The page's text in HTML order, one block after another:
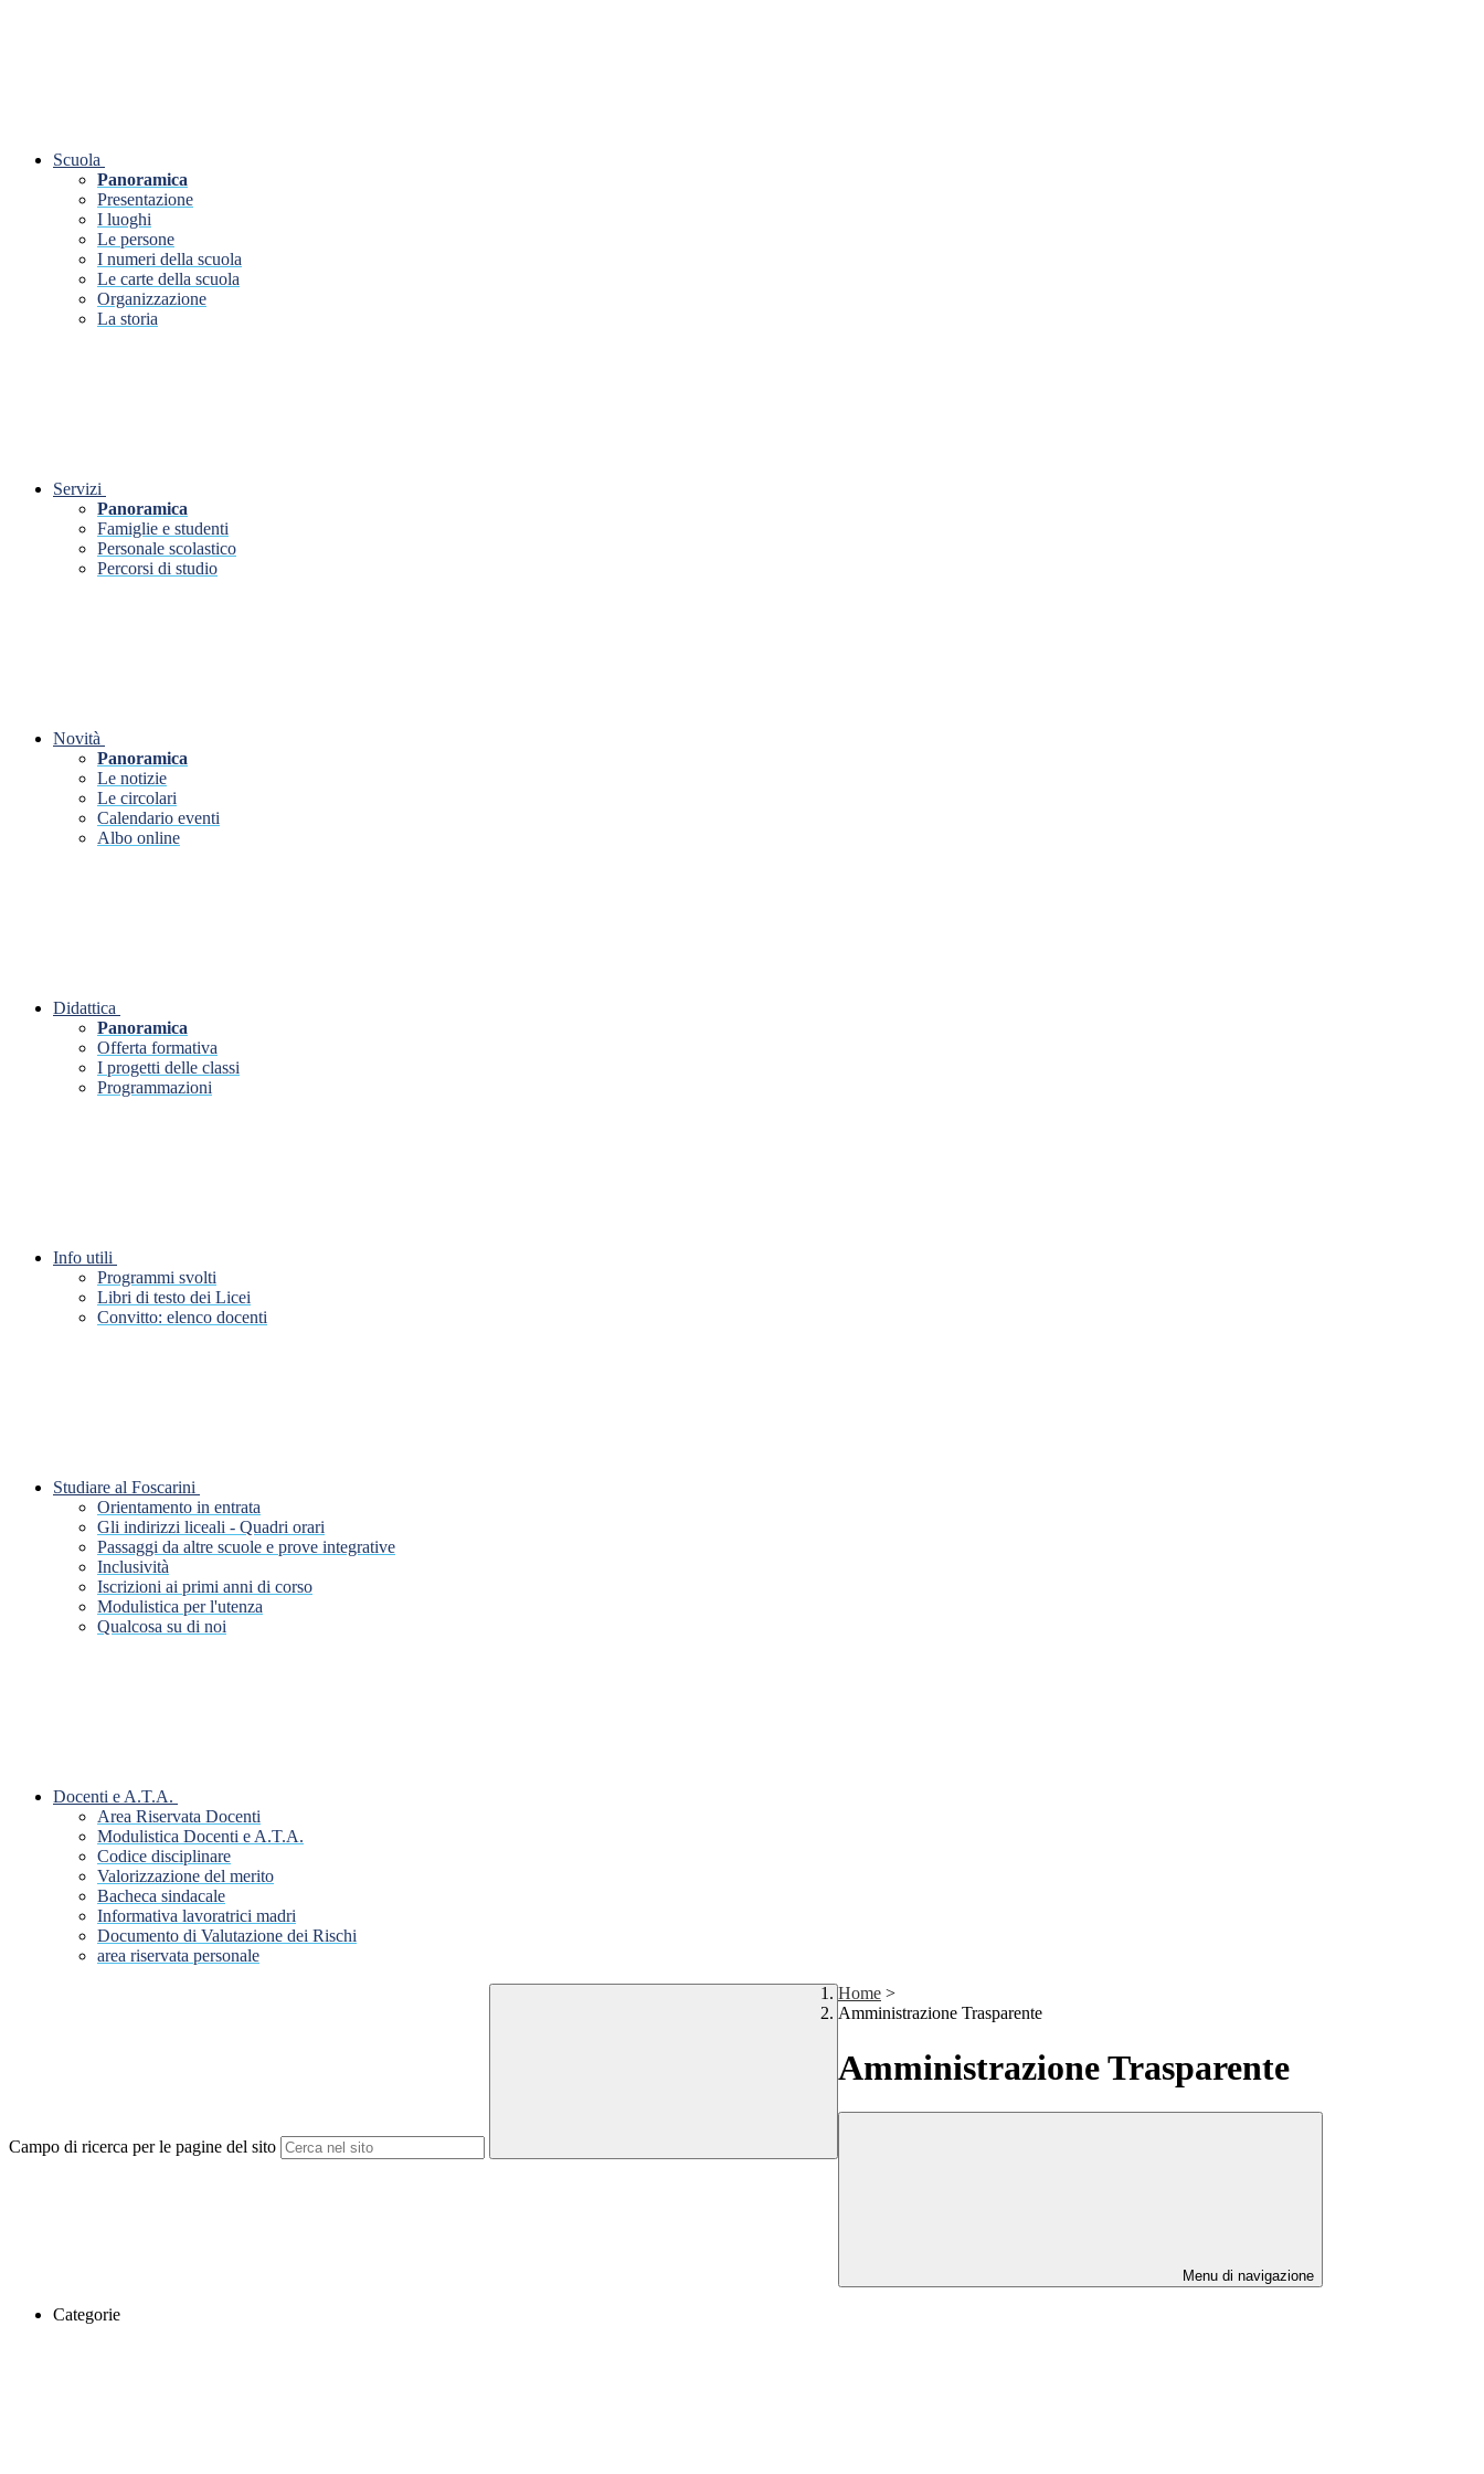
Scuola
Panoramica
Presentazione
I luoghi
Le persone
I numeri della scuola
Le carte della scuola
Organizzazione
La storia
Servizi
Panoramica
Famiglie e studenti
Personale scolastico
Percorsi di studio
Novità
Panoramica
Le notizie
Le circolari
Calendario eventi
Albo online
Didattica
Panoramica
Offerta formativa
I progetti delle classi
Programmazioni
Info utili
Programmi svolti
Libri di testo dei Licei
Convitto: elenco docenti
Studiare al Foscarini
Orientamento in entrata
Gli indirizzi liceali - Quadri orari
Passaggi da altre scuole e prove integrative
Inclusività
Iscrizioni ai primi anni di corso
Modulistica per l'utenza
Qualcosa su di noi
Docenti e A.T.A.
Area Riservata Docenti
Modulistica Docenti e A.T.A.
Codice disciplinare
Valorizzazione del merito
Bacheca sindacale
Informativa lavoratrici madri
Documento di Valutazione dei Rischi
area riservata personale
Campo di ricerca per le pagine del sito
Home >
Amministrazione Trasparente
Amministrazione Trasparente
Menu di navigazione
Categorie